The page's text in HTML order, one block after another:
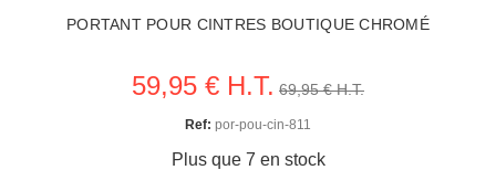
PORTANT POUR CINTRES BOUTIQUE CHROMÉ
59,95 € H.T. 69,95 € H.T.
Ref: por-pou-cin-811
Plus que 7 en stock